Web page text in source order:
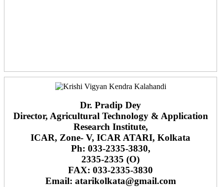
Dr. Pradip Dey
Director, Agricultural Technology & Application
Research Institute,
ICAR, Zone- V, ICAR ATARI, Kolkata
Ph: 033-2335-3830,
2335-2335 (O)
FAX: 033-2335-3830
Email: atarikolkata@gmail.com